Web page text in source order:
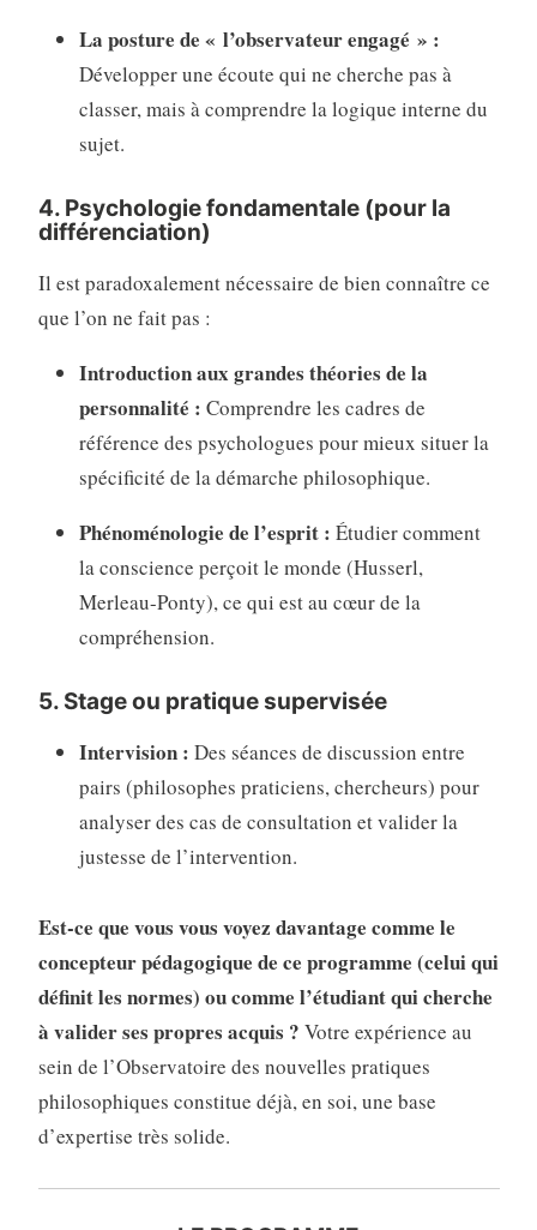
La posture de « l’observateur engagé » :
Développer une écoute qui ne cherche pas à
classer, mais à comprendre la logique interne du
sujet.
4. Psychologie fondamentale (pour la
différenciation)
Il est paradoxalement nécessaire de bien connaître ce
que l’on ne fait pas :
Introduction aux grandes théories de la
personnalité : Comprendre les cadres de
référence des psychologues pour mieux situer la
spécificité de la démarche philosophique.
Phénoménologie de l’esprit : Étudier comment
la conscience perçoit le monde (Husserl,
Merleau-Ponty), ce qui est au cœur de la
compréhension.
5. Stage ou pratique supervisée
Intervision : Des séances de discussion entre
pairs (philosophes praticiens, chercheurs) pour
analyser des cas de consultation et valider la
justesse de l’intervention.
Est-ce que vous vous voyez davantage comme le
concepteur pédagogique de ce programme (celui qui
définit les normes) ou comme l’étudiant qui cherche
à valider ses propres acquis ? Votre expérience au
sein de l’Observatoire des nouvelles pratiques
philosophiques constitue déjà, en soi, une base
d’expertise très solide.